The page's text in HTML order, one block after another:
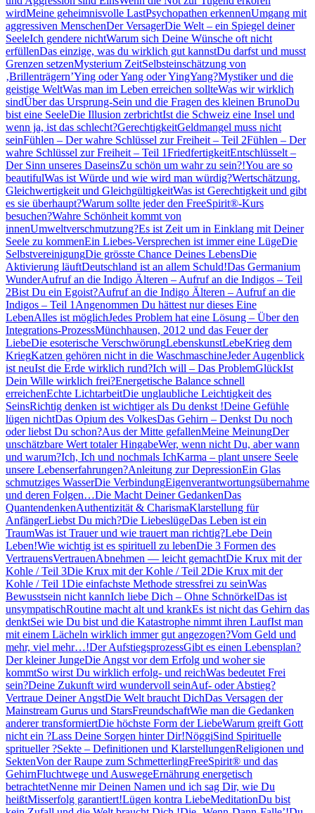
wirdMeine geheimnisvolle LastPsychopathen erkennenUmgang mit
aggressiven MenschenDer VersagerDie Welt – ein Spiegel deiner
SeeleIch gendere nichtWarum sich Deine Wünsche oft nicht
erfüllenDas einzige, was du wirklich gut kannstDu darfst und musst
Grenzen setzenMysterium ZeitSelbsteinschätzung von
‚Brillenträgern’Ying oder Yang oder YingYang?Mystiker und die
geistige WeltWas man im Leben erreichen sollteWas wir wirklich
sindÜber das Ursprung-Sein und die Fragen des kleinen BrunoDu
bist eine SeeleDie Illusion zerbrichtIst die Schweiz eine Insel und
wenn ja, ist das schlecht?GerechtigkeitGeldmangel muss nicht
seinFühlen – Der wahre Schlüssel zur Freiheit – Teil 2Fühlen – Der
wahre Schlüssel zur Freiheit – Teil 1FriedfertigkeitEntschlüsselt –
Der Sinn unseres DaseinsZu schön um wahr zu sein?!You are so
beautifulWas ist Würde und wie wird man würdig?Wertschätzung,
Gleichwertigkeit und GleichgültigkeitWas ist Gerechtigkeit und gibt
es sie überhaupt?Warum sollte jeder den FreeSpirit®-Kurs
besuchen?Wahre Schönheit kommt von
innenUmweltverschmutzung?Es ist Zeit um in Einklang mit Deiner
Seele zu kommenEin Liebes-Versprechen ist immer eine LügeDie
SelbstvereinigungDie grösste Chance Deines LebensDie
Aktivierung läuftDeutschland ist an allem Schuld!Das Germanium
WunderAufruf an die Indigo Älteren – Aufruf an die Indigos – Teil
2Bist Du ein Egoist?Aufruf an die Indigo Älteren – Aufruf an die
Indigos – Teil 1 Angenommen Du hättest nur dieses Eine
LebenAlles ist möglichJedes Problem hat eine Lösung – Über den
Integrations-ProzessMünchhausen, 2012 und das Feuer der
LiebeDie esoterische VerschwörungLebenskunstLebeKrieg dem
KriegKatzen gehören nicht in die WaschmaschineJeder Augenblick
ist neuIst die Erde wirklich rund?Ich will – Das ProblemGlückIst
Dein Wille wirklich frei?Energetische Balance schnell
erreichenEchte LichtarbeitDie unglaubliche Leichtigkeit des
SeinsRichtig denken ist wichtiger als Du denkst !Deine Gefühle
lügen nichtDas Opium des VolkesDas Gehirn – Denkst Du noch
oder liebst Du schon?Aus der Mitte gefallenMeine MeinungDer
unschätzbare Wert totaler HingabeWer, wenn nicht Du, aber wann
und warum?Ich, Ich und nochmals IchKarma – plant unsere Seele
unsere Lebenserfahrungen?Anleitung zur DepressionEin Glas
schmutziges WasserDie VerbindungEigenverantwortungsübernahme
und deren Folgen…Die Macht Deiner GedankenDas
QuantendenkenAuthentizität & CharismaKlarstellung für
AnfängerLiebst Du mich?Die LiebeslügeDas Leben ist ein
TraumWas ist Trauer und wie trauert man richtig?Lebe Dein
Leben!Wie wichtig ist es spirituell zu lebenDie 3 Formen des
VertrauensVertrauenAbnehmen — leicht gemachtDie Krux mit der
Kohle / Teil 3Die Krux mit der Kohle / Teil 2Die Krux mit der
Kohle / Teil 1Die einfachste Methode stressfrei zu seinWas
Bewusstsein nicht kannIch liebe Dich – Ohne SchnörkelDas ist
unsympatischRoutine macht alt und krankEs ist nicht das Gehirn das
denktSei wie Du bist und die Katastrophe nimmt ihren LaufIst man
mit einem Lächeln wirklich immer gut angezogen?Vom Geld und
mehr, viel mehr…!Der AufstiegsprozessGibt es einen Lebensplan?
Der kleiner JungeDie Angst vor dem Erfolg und woher sie
kommtSo wirst Du wirklich erfolg- und reichWas bedeutet Frei
sein?Deine Zukunft wird wundervoll seinAuf- oder Abstieg?
Vertraue Deiner AngstDie Welt braucht DichDas Versagen der
Mainstream Gurus und StarsFreundschaftWie man die Gedanken
anderer transformiertDie höchste Form der LiebeWarum greift Gott
nicht ein ?Lass Deine Sorgen hinter Dir!NöggiSind Spirituelle
spritueller ?Sekte – Definitionen und KlarstellungenReligionen und
SektenVon der Raupe zum SchmetterlingFreeSpirit® und das
GehirnFluchtwege und AuswegeErnährung energetisch
betrachtetNenne mir Deinen Namen und ich sag Dir, wie Du
heißtMisserfolg garantiert!Lügen kontra LiebeMeditationDu bist